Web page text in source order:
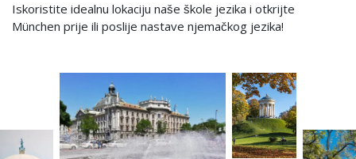
Iskoristite idealnu lokaciju naše škole jezika i otkrijte
München prije ili poslije nastave njemačkog jezika!